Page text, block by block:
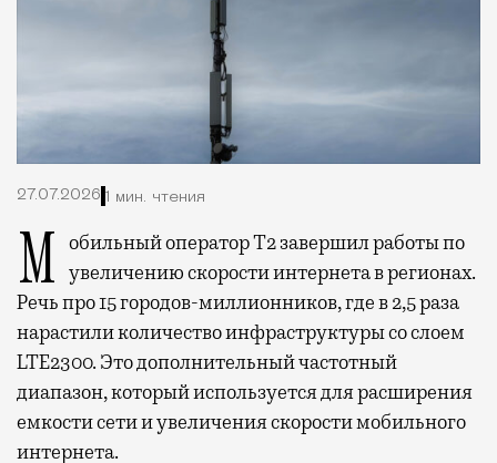
27.07.2026 1 мин. чтения
Мобильный оператор Т2 завершил работы по увеличению скорости интернета в регионах.
Речь про 15 городов-миллионников, где в 2,5 раза
нарастили количество инфраструктуры со слоем
LTE2300. Это дополнительный частотный
диапазон, который используется для расширения
емкости сети и увеличения скорости мобильного
интернета.